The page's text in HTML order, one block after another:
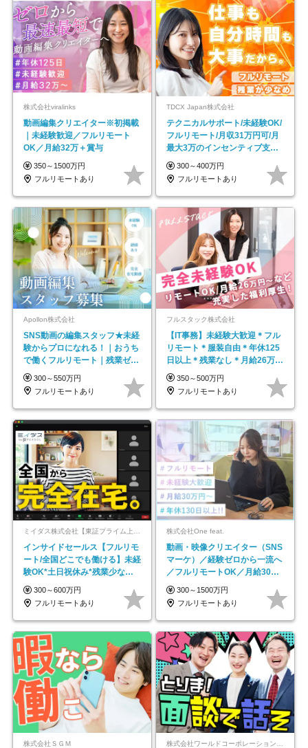
株式会社viralinks
動画編集クリエイター※初掲載
｜未経験歓迎／フルリモート
OK／月給32万＋賞与
350～1500万円
フルリモートあり
TDCX Japan株式会社
テクニカルサポート/未経験OK/
フルリモート/月収31万円可/月
最大3万のインセンティブ支給/
平均年齢33歳
300～400万円
フルリモートあり
Apollon株式会社
SNS動画の編集スタッフ★未経
験からプロになれる！｜おうち
で働くフルリモート｜残業ゼロ
で18時退勤◎
300～550万円
フルリモートあり
フルスタック株式会社
【IT事務】未経験大歓迎＊フル
リモート＊服装自由＊年休125
日以上＊残業なし＊月給26万円
以上
350～500万円
フルリモートあり
ミイダス株式会社【東証プライム上場パーソルグループ】
インサイドセールス【フルリモ
ート/全国どこでも働ける】未経
験OK*土日祝休み*残業少なめ*
在宅勤務手当あり
300～600万円
フルリモートあり
株式会社One feat.
動画・映像クリエイター（SNS
マーケ）／経験ゼロから一流へ
／フルリモートOK／月給30万
円～／年休130日以上
300～1500万円
フルリモートあり
株式会社ＳＧＭ